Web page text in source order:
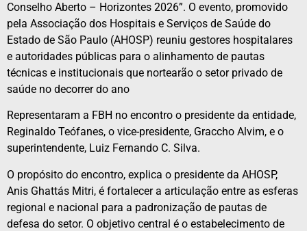
Conselho Aberto – Horizontes 2026”. O evento, promovido
pela Associação dos Hospitais e Serviços de Saúde do
Estado de São Paulo (AHOSP) reuniu gestores hospitalares
e autoridades públicas para o alinhamento de pautas
técnicas e institucionais que nortearão o setor privado de
saúde no decorrer do ano
Representaram a FBH no encontro o presidente da entidade,
Reginaldo Teófanes, o vice-presidente, Graccho Alvim, e o
superintendente, Luiz Fernando C. Silva.
O propósito do encontro, explica o presidente da AHOSP,
Anis Ghattás Mitri, é fortalecer a articulação entre as esferas
regional e nacional para a padronização de pautas de
defesa do setor. O objetivo central é o estabelecimento de